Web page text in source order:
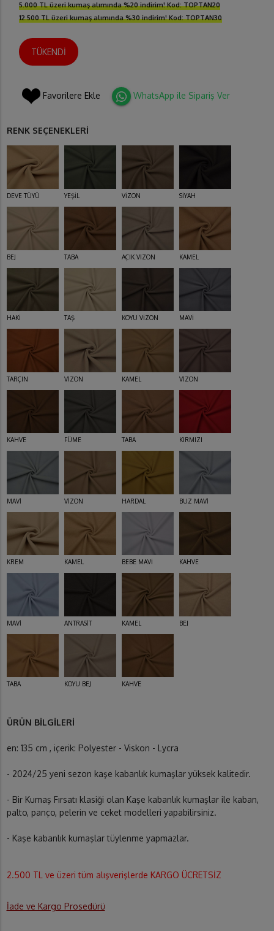
5.000 TL üzeri kumaş alımında %20 indirim! Kod: TOPTAN20
12.500 TL üzeri kumaş alımında %30 indirim! Kod: TOPTAN30
TÜKENDİ
Favorilere Ekle WhatsApp ile Sipariş Ver
RENK SEÇENEKLERİ
DEVE TÜYÜ YEŞİL VİZON SİYAH
BEJ TABA AÇIK VİZON KAMEL
HAKİ TAŞ KOYU VİZON MAVİ
TARÇIN VİZON KAMEL VİZON
KAHVE FÜME TABA KIRMIZI
MAVİ VİZON HARDAL BUZ MAVİ
KREM KAMEL BEBE MAVİ KAHVE
MAVİ ANTRASİT KAMEL BEJ
TABA KOYU BEJ KAHVE
ÜRÜN BİLGİLERİ
en: 135 cm , içerik: Polyester - Viskon - Lycra
- 2024/25 yeni sezon kaşe kabanlık kumaşlar yüksek kalitedir.
- Bir Kumaş Fırsatı klasiği olan Kaşe kabanlık kumaşlar ile kaban,
palto, panço, pelerin ve ceket modelleri yapabilirsiniz.
- Kaşe kabanlık kumaşlar tüylenme yapmazlar.
2.500 TL ve üzeri tüm alışverişlerde KARGO ÜCRETSİZ
İade ve Kargo Prosedürü